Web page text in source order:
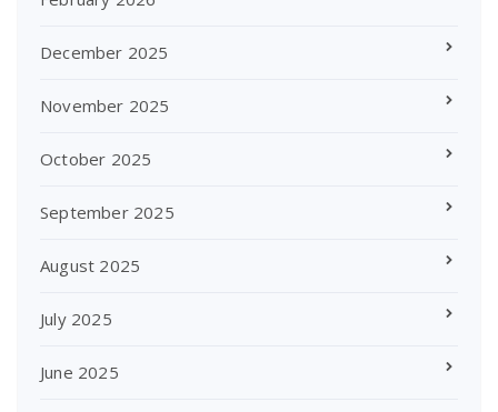
December 2025
November 2025
October 2025
September 2025
August 2025
July 2025
June 2025